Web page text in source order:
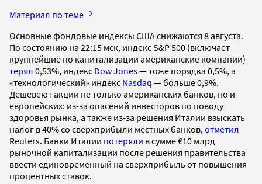
Материал по теме
Основные фондовые индексы США снижаются 8 августа.
По состоянию на 22:15 мск, индекс S&P 500 (включает
крупнейшие по капитализации американские компании)
терял 0,53%, индекс Dow Jones— тоже порядка 0,5%, а
«технологический» индекс Nasdaq — больше 0,9%.
Дешевеют акции не только американских банков, но и
европейских: из-за опасений инвесторов по поводу
здоровья рынка, а также из-за решения Италии взыскать
налог в 40% со сверхприбыли местных банков, отметил
Reuters. Банки Италии потеряли в сумме €10 млрд
рыночной капитализации после решения правительства
ввести единовременный на сверхприбыль от повышения
процентных ставок.